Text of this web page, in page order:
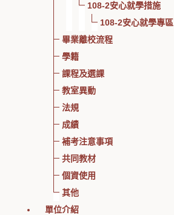
108-2安心就學措施
108-2安心就學專區
畢業離校流程
學籍
課程及選課
教室異動
法規
成績
補考注意事項
共同教材
個資使用
其他
單位介紹